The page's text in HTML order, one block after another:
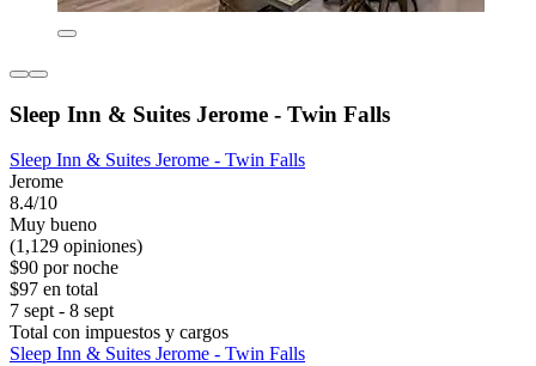
Sleep Inn & Suites Jerome - Twin Falls
Sleep Inn & Suites Jerome - Twin Falls
Jerome
8.4/10
Muy bueno
(1,129 opiniones)
$90 por noche
$97 en total
7 sept - 8 sept
Total con impuestos y cargos
Sleep Inn & Suites Jerome - Twin Falls